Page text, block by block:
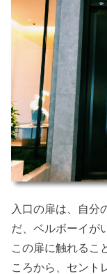
入口の扉は、自分
だ、ベルボーイが
この扉に触れるこ
ころから、セント